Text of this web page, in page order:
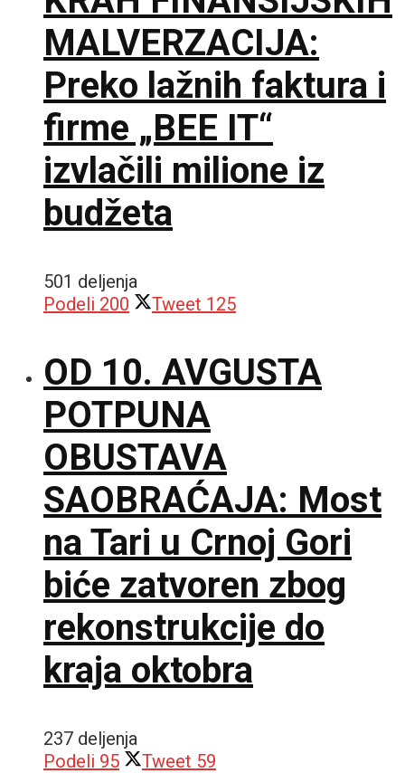
MALVERZACIJA:
Preko lažnih faktura i
firme „BEE IT“
izvlačili milione iz
budžeta
501 deljenja
Podeli 200 Tweet 125
OD 10. AVGUSTA
POTPUNA
OBUSTAVA
SAOBRAĆAJA: Most
na Tari u Crnoj Gori
biće zatvoren zbog
rekonstrukcije do
kraja oktobra
237 deljenja
Podeli 95 Tweet 59